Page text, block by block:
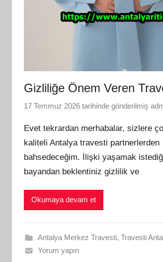
Gizliliğe Önem Veren
17 Temmuz 2026 tarihinde gönderilmiş
Evet tekrardan merhabalar, sizlere
kaliteli Antalya travesti partnerlerden
bahsedeceğim. İlişki yaşamak
bayandan beklentiniz gizlilik ve
Okumaya devam et
Antalya Merkez Travesti, Travesti
Yorum yapın